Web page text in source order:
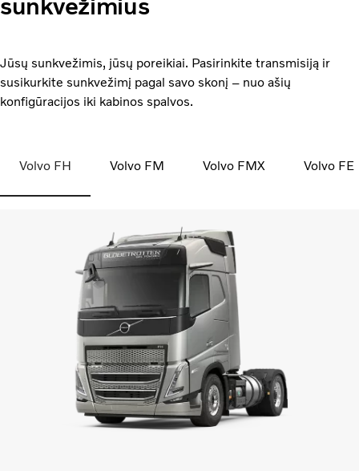
Jūsų sunkvežimis, jūsų poreikiai. Pasirinkite transmisiją ir
susikurkite sunkvežimį pagal savo skonį – nuo ašių
konfigūracijos iki kabinos spalvos.
Volvo FH Volvo FM Volvo FMX Volvo FE